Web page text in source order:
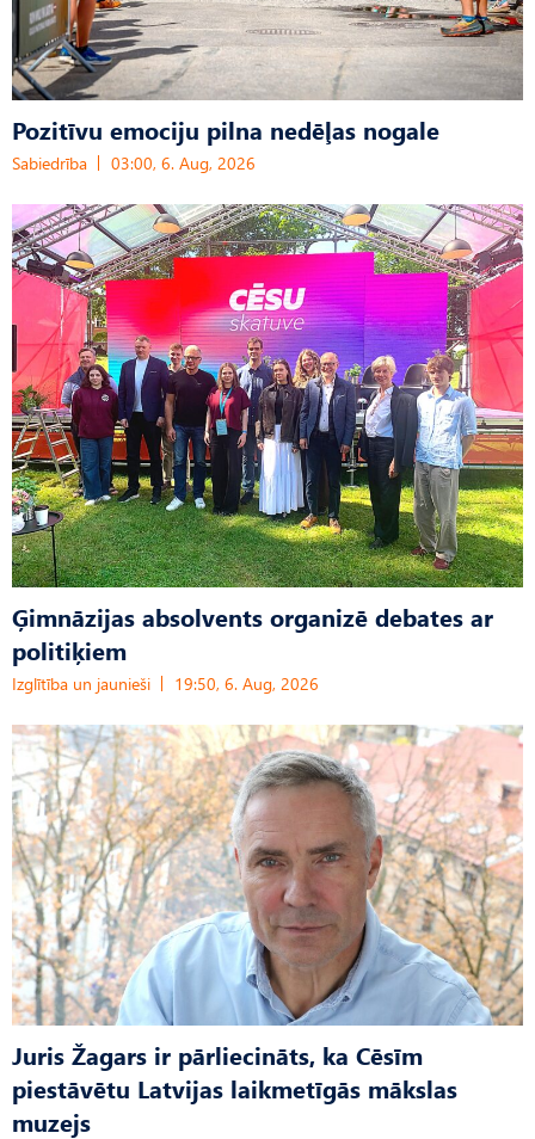
Pozitīvu emociju pilna nedēļas nogale
Sabiedrība 03:00, 6. Aug, 2026
Ģimnāzijas absolvents organizē debates ar
politiķiem
Izglītība un jaunieši 19:50, 6. Aug, 2026
Juris Žagars ir pārliecināts, ka Cēsīm
piestāvētu Latvijas laikmetīgās mākslas
muzejs